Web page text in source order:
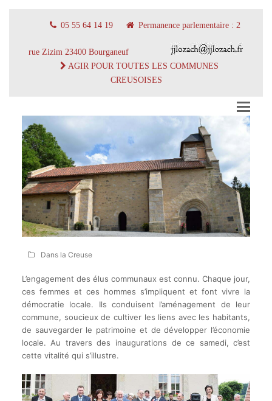
05 55 64 14 19 Permanence parlementaire : 2
rue Zizim 23400 Bourganeuf
AGIR POUR TOUTES LES COMMUNES
CREUSOISES
Dans la Creuse
L’engagement des élus communaux est connu. Chaque jour,
ces femmes et ces hommes s’impliquent et font vivre la
démocratie locale. Ils conduisent l’aménagement de leur
commune, soucieux de cultiver les liens avec les habitants,
de sauvegarder le patrimoine et de développer l’économie
locale. Au travers des inaugurations de ce samedi, c’est
cette vitalité qui s’illustre.